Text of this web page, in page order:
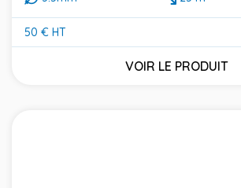
50 € HT
Prix
VOIR LE PRODUIT